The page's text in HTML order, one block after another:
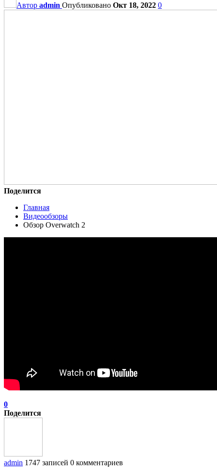
Автор admin Опубликовано Окт 18, 2022 0
Поделится
Главная
Видеообзоры
Обзор Overwatch 2
0
Поделится
admin 1747 записей 0 комментариев